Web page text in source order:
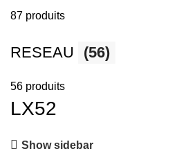
87 produits
RESEAU (56)
56 produits
LX52
Show sidebar